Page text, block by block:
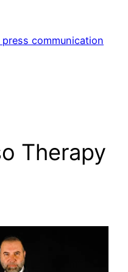
communication
Therapy